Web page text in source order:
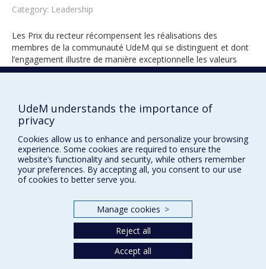
Category: Leadership
Les Prix du recteur récompensent les réalisations des
membres de la communauté UdeM qui se distinguent et dont
l’engagement illustre de manière exceptionnelle les valeurs
universitaires.
UdeM understands the importance of
privacy
Cookies allow us to enhance and personalize your browsing
experience. Some cookies are required to ensure the
website’s functionality and security, while others remember
your preferences. By accepting all, you consent to our use
of cookies to better serve you.
Manage cookies >
Reject all
Accept all